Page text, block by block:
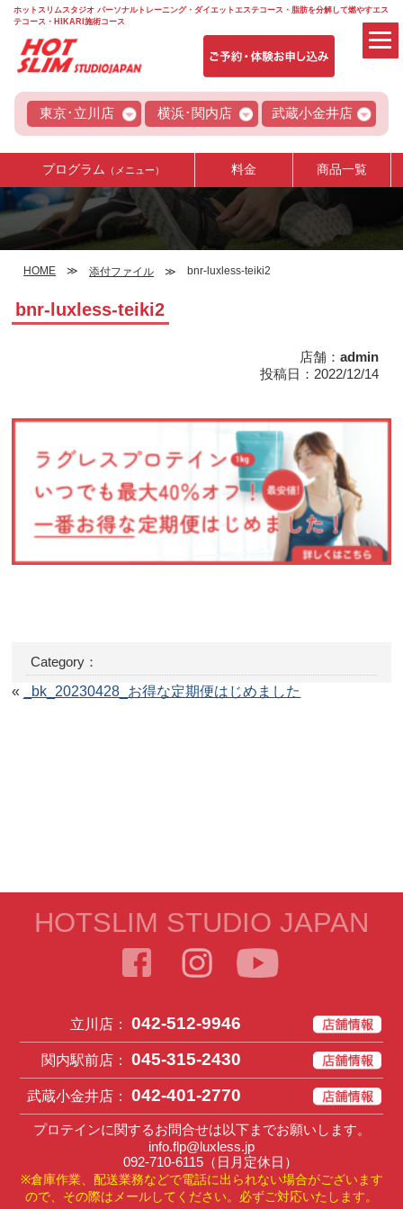
ホットスリムスタジオ パーソナルトレーニング・ダイエットエステコース・脂肪を分解して燃やすエス
テコース・HIKARI施術コース
東京･立川店 横浜･関内店 武蔵小金井店
プログラム （メニュー） 料金 商品一覧
HOME 添付ファイル bnr-luxless-teiki2
bnr-luxless-teiki2
店舗： admin
投稿日：2022/12/14
Category：
«
_bk_20230428_お得な定期便はじめました
HOTSLIM STUDIO JAPAN
立川店： 042-512-9946
関内駅前店： 045-315-2430
武蔵小金井店： 042-401-2770
プロテインに関するお問合せは以下までお願いします。
info.flp@luxless.jp
092-710-6115（日月定休日）
※倉庫作業、配送業務などで電話に出られない場合がございます
ので、その際はメールしてください。必ずご対応いたします。